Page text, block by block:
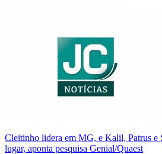
Cleitinho lidera em MG, e Kalil, Patrus e
lugar, aponta pesquisa Genial/Quaest